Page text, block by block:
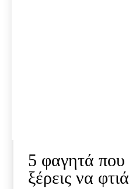
5 φαγητά που
ξέρεις να